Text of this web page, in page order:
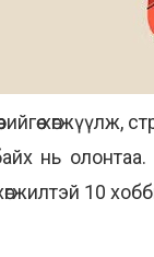
нь олонтаа.
10